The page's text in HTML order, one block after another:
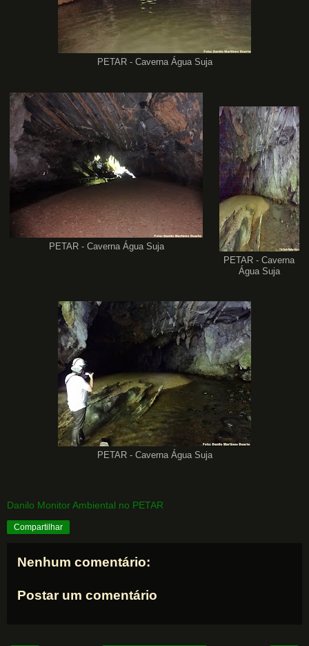
PETAR - Caverna Água Suja
PETAR - Caverna Água Suja
PETAR - Caverna
Água Suja
PETAR - Caverna Água Suja
Danilo Monitor Ambiental no PETAR
Compartilhar
Nenhum comentário:
Postar um comentário